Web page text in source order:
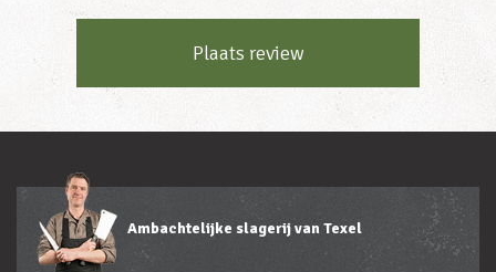
Plaats review
Ambachtelijke slagerij van Texel